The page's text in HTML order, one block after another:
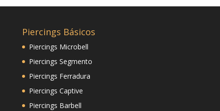
Piercings Básicos
Piercings Microbell
Piercings Segmento
Piercings Ferradura
Piercings Captive
Piercings Barbell